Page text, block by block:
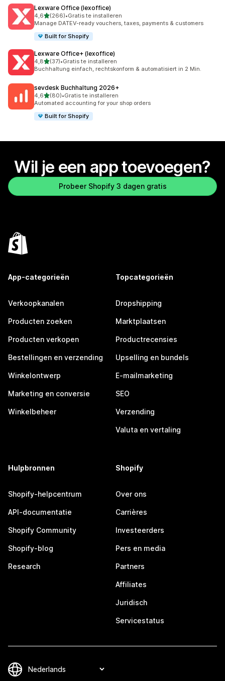
Lexware Office (lexoffice)
4,6van 5 sterren
(266)
266 recensies in totaal
•Gratis te installeren
Manage DATEV-ready vouchers, taxes, payments & customers
Built for Shopify
Lexware Office+ (lexoffice)
4,8van 5 sterren
(37)
37 recensies in totaal
•Gratis te installeren
Buchhaltung einfach, rechtskonform & automatisiert in 2 Min.
sevdesk Buchhaltung 2026+
4,6van 5 sterren
(80)
80 recensies in totaal
•Gratis te installeren
Automated accounting for your shop orders
Built for Shopify
Wil je een app toevoegen?
Probeer Shopify 3 dagen gratis
App-categorieën
Verkoopkanalen
Producten zoeken
Producten verkopen
Bestellingen en verzending
Winkelontwerp
Marketing en conversie
Winkelbeheer
Topcategorieën
Dropshipping
Marktplaatsen
Productrecensies
Upselling en bundels
E-mailmarketing
SEO
Verzending
Valuta en vertaling
Hulpbronnen
Shopify-helpcentrum
API-documentatie
Shopify Community
Shopify-blog
Research
Shopify
Over ons
Carrières
Investeerders
Pers en media
Partners
Affiliates
Juridisch
Servicestatus